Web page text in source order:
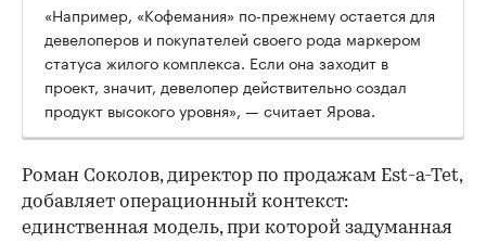
«Например, «Кофемания» по-прежнему остается для
девелоперов и покупателей своего рода маркером
статуса жилого комплекса. Если она заходит в
проект, значит, девелопер действительно создал
продукт высокого уровня», — считает Ярова.
Роман Соколов, директор по продажам Est-a-Tet,
добавляет операционный контекст:
единственная модель, при которой задуманная